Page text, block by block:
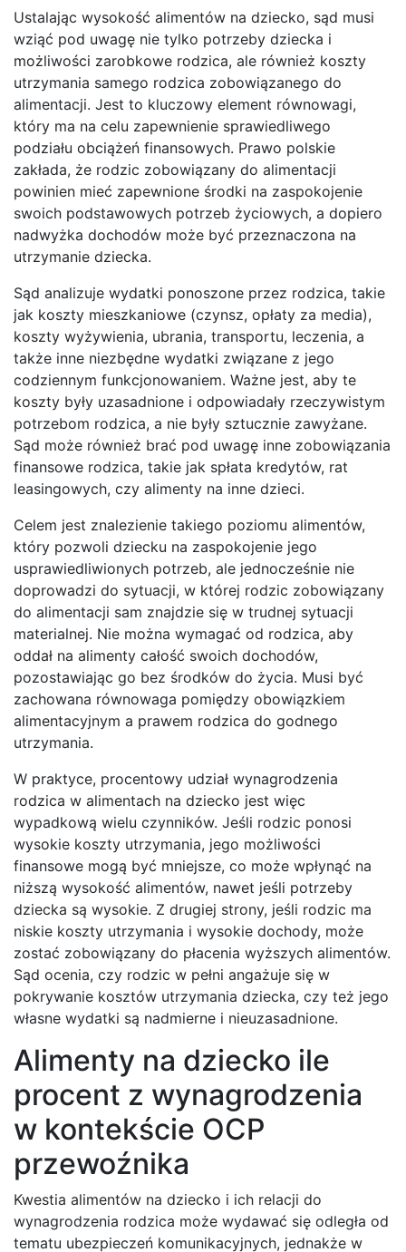
Ustalając wysokość alimentów na dziecko, sąd musi
wziąć pod uwagę nie tylko potrzeby dziecka i
możliwości zarobkowe rodzica, ale również koszty
utrzymania samego rodzica zobowiązanego do
alimentacji. Jest to kluczowy element równowagi,
który ma na celu zapewnienie sprawiedliwego
podziału obciążeń finansowych. Prawo polskie
zakłada, że rodzic zobowiązany do alimentacji
powinien mieć zapewnione środki na zaspokojenie
swoich podstawowych potrzeb życiowych, a dopiero
nadwyżka dochodów może być przeznaczona na
utrzymanie dziecka.
Sąd analizuje wydatki ponoszone przez rodzica, takie
jak koszty mieszkaniowe (czynsz, opłaty za media),
koszty wyżywienia, ubrania, transportu, leczenia, a
także inne niezbędne wydatki związane z jego
codziennym funkcjonowaniem. Ważne jest, aby te
koszty były uzasadnione i odpowiadały rzeczywistym
potrzebom rodzica, a nie były sztucznie zawyżane.
Sąd może również brać pod uwagę inne zobowiązania
finansowe rodzica, takie jak spłata kredytów, rat
leasingowych, czy alimenty na inne dzieci.
Celem jest znalezienie takiego poziomu alimentów,
który pozwoli dziecku na zaspokojenie jego
usprawiedliwionych potrzeb, ale jednocześnie nie
doprowadzi do sytuacji, w której rodzic zobowiązany
do alimentacji sam znajdzie się w trudnej sytuacji
materialnej. Nie można wymagać od rodzica, aby
oddał na alimenty całość swoich dochodów,
pozostawiając go bez środków do życia. Musi być
zachowana równowaga pomiędzy obowiązkiem
alimentacyjnym a prawem rodzica do godnego
utrzymania.
W praktyce, procentowy udział wynagrodzenia
rodzica w alimentach na dziecko jest więc
wypadkową wielu czynników. Jeśli rodzic ponosi
wysokie koszty utrzymania, jego możliwości
finansowe mogą być mniejsze, co może wpłynąć na
niższą wysokość alimentów, nawet jeśli potrzeby
dziecka są wysokie. Z drugiej strony, jeśli rodzic ma
niskie koszty utrzymania i wysokie dochody, może
zostać zobowiązany do płacenia wyższych alimentów.
Sąd ocenia, czy rodzic w pełni angażuje się w
pokrywanie kosztów utrzymania dziecka, czy też jego
własne wydatki są nadmierne i nieuzasadnione.
Alimenty na dziecko ile
procent z wynagrodzenia
w kontekście OCP
przewoźnika
Kwestia alimentów na dziecko i ich relacji do
wynagrodzenia rodzica może wydawać się odległa od
tematu ubezpieczeń komunikacyjnych, jednakże w